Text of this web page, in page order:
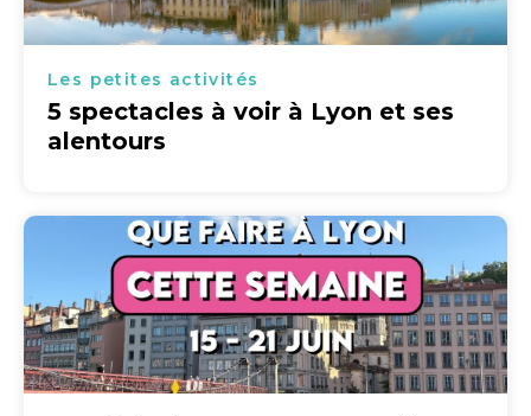
Les petites activités
5 spectacles à voir à Lyon et ses
alentours